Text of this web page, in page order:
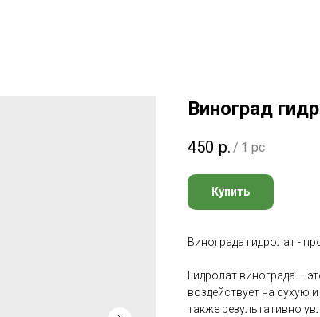
Виноград
450 р. / 1 pc
Купить
Винограда гидролат -
Гидролат винограда –
воздействует на сухую
также результативно